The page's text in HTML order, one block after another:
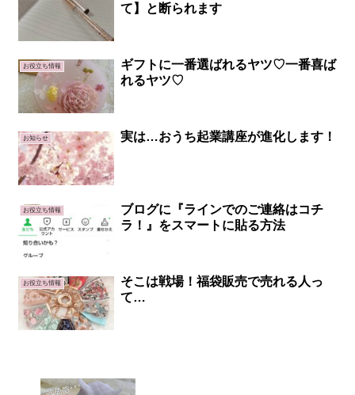
て】と断られます
お役立ち情報
ギフトに一番選ばれるヤツ♡一番喜ば
れるヤツ♡
お知らせ 実は…おうち起業講座が進化します！
お役立ち情報
ブログに『ラインでのご連絡はコチ
ラ！』をスマートに貼る方法
お役立ち情報
そこは戦場！福袋販売で売れる人っ
て…